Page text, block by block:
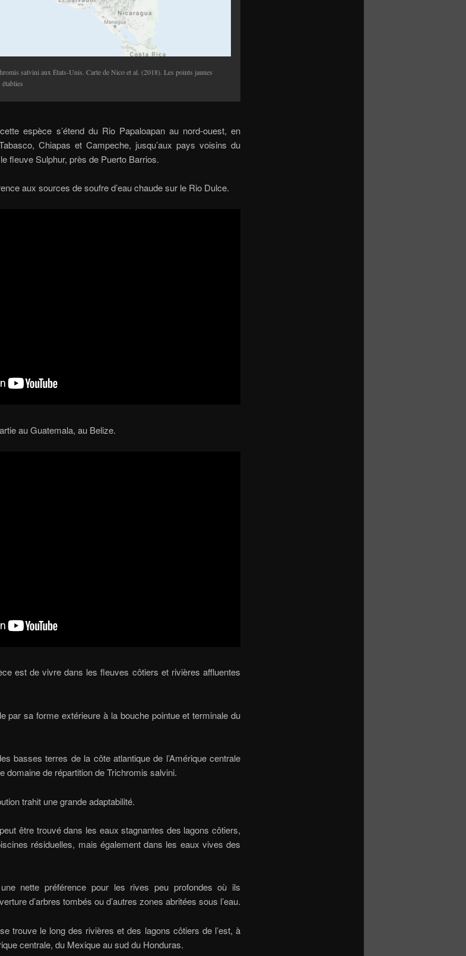
salvini aux États-Unis. Carte de Nico et al. (2018). Les points jaunes
espèce s’étend du Rio Papaloapan au nord-ouest, en
Chiapas et Campeche, jusqu’aux pays voisins du
fleuve Sulphur, près de Puerto Barrios.
aux sources de soufre d’eau chaude sur le Rio Dulce.
au Guatemala, au Belize.
est de vivre dans les fleuves côtiers et rivières affluentes
par sa forme extérieure à la bouche pointue et terminale du
basses terres de la côte atlantique de l’Amérique centrale
domaine de répartition de Trichromis salvini.
trahit une grande adaptabilité.
être trouvé dans les eaux stagnantes des lagons côtiers,
résiduelles, mais également dans les eaux vives des
nette préférence pour les rives peu profondes où ils
d’arbres tombés ou d’autres zones abritées sous l’eau.
trouve le long des rivières et des lagons côtiers de l’est, à
centrale, du Mexique au sud du Honduras.